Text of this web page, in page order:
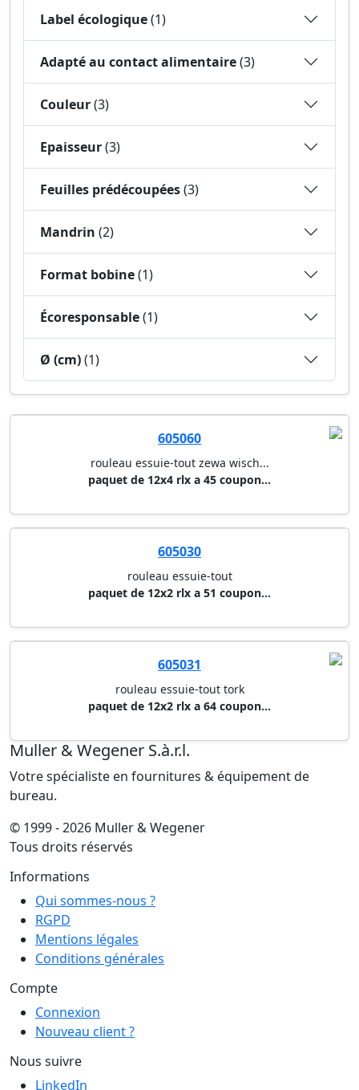
Label écologique(1)
Adapté au contact alimentaire(3)
Couleur(3)
Epaisseur(3)
Feuilles prédécoupées(3)
Mandrin (2)
Format bobine(1)
Écoresponsable(1)
Ø (cm)(1)
605060
rouleau essuie-tout zewa wisch...
paquet de 12x4 rlx a 45 coupon...
605030
rouleau essuie-tout
paquet de 12x2 rlx a 51 coupon...
605031
rouleau essuie-tout tork
paquet de 12x2 rlx a 64 coupon...
Muller & Wegener S.à.r.l.
Votre spécialiste en fournitures & équipement de
bureau.
© 1999 - 2026 Muller & Wegener
Tous droits réservés
Informations
Qui sommes-nous ?
RGPD
Mentions légales
Conditions générales
Compte
Connexion
Nouveau client ?
Nous suivre
LinkedIn